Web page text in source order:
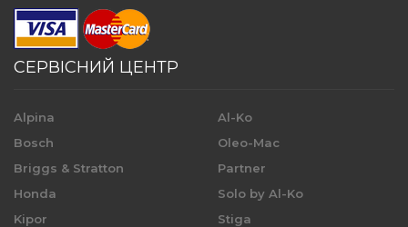
СЕРВІСНИЙ ЦЕНТР
Alpina
Bosch
Briggs & Stratton
Honda
Kipor
Al-Ko
Oleo-Mac
Partner
Solo by Al-Ko
Stiga